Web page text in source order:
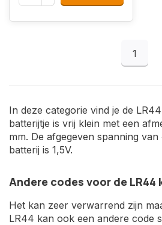
1
In deze categorie vind je de
batterijtje is vrij klein met een
mm. De afgegeven spanning
batterij is 1,5V.
Andere codes voor de LR44
Het kan zeer verwarrend zijn
LR44 kan ook een andere code